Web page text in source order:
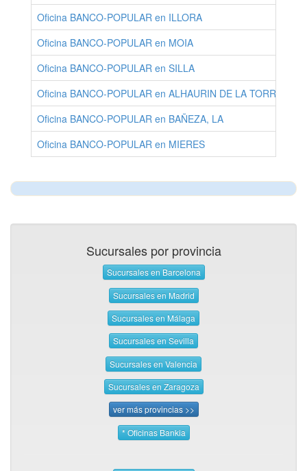
Oficina BANCO-POPULAR en ILLORA
Oficina BANCO-POPULAR en MOIA
Oficina BANCO-POPULAR en SILLA
Oficina BANCO-POPULAR en ALHAURIN DE LA TORRE
Oficina BANCO-POPULAR en BAÑEZA, LA
Oficina BANCO-POPULAR en MIERES
Sucursales por provincia
Sucursales en Barcelona
Sucursales en Madrid
Sucursales en Málaga
Sucursales en Sevilla
Sucursales en Valencia
Sucursales en Zaragoza
ver más provincias >>
* Oficinas Bankia